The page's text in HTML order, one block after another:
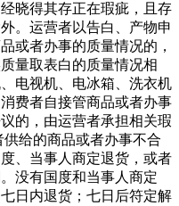
晓得其存正在瑕疵，且存
。运营者以告白、产物申
或者办事的质量情况的，
量取表白的质量情况相
电视机、电冰箱、洗衣机
费者自接管商品或者办事
的，由运营者承担相关瑕
给的商品或者办事不合
、当事人商定退货，或者
没有国度和当事人商定
日内退货；七日后符定解